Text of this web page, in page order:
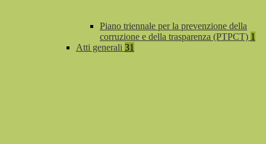
Piano triennale per la prevenzione della
corruzione e della trasparenza (PTPCT) 1
Atti generali 31